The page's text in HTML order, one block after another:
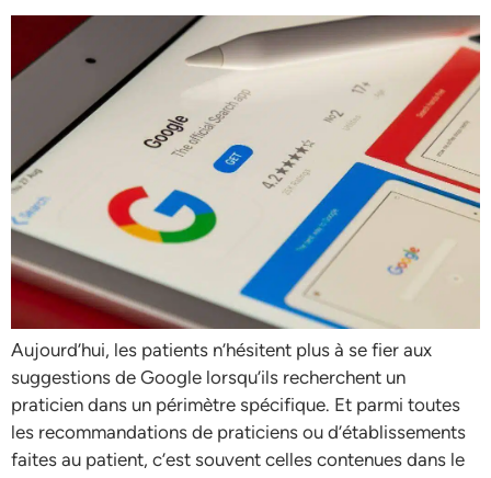
Aujourd’hui, les patients n’hésitent plus à se fier aux
suggestions de Google lorsqu’ils recherchent un
praticien dans un périmètre spécifique. Et parmi toutes
les recommandations de praticiens ou d’établissements
faites au patient, c’est souvent celles contenues dans le